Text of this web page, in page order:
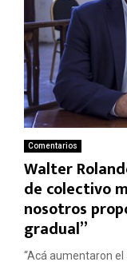
Comentarios
Walter
de colectivo
nosotros
gradual”
“Acá aumentaron el